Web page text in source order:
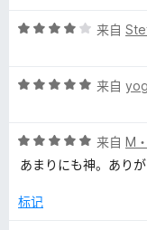
评
/
来自
评
/
5
来自
评
分
/
来自 M
あまりにも神。あり
标记